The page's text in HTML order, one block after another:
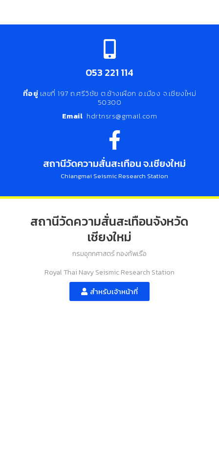
053 221 114
ที่อยู่ เลขที่ 197 ถ.ศรีวิชัย ต.ช้างเผือก อ.เมือง จ.เชียงใหม่
50300
Email hdrtnsrs@gmail.com
สถานีวัดความสั่นสะเทือน จ.เชียงใหม่
Chiangmai Seismic Research Station
สถานีวัดความสั่นสะเทือนจังหวัด
เชียงใหม่
กรมอุทกศาสตร์ กองทัพเรือ
Royal Thai Navy Seismic Research Station
สำหรับเจ้าหน้าที่